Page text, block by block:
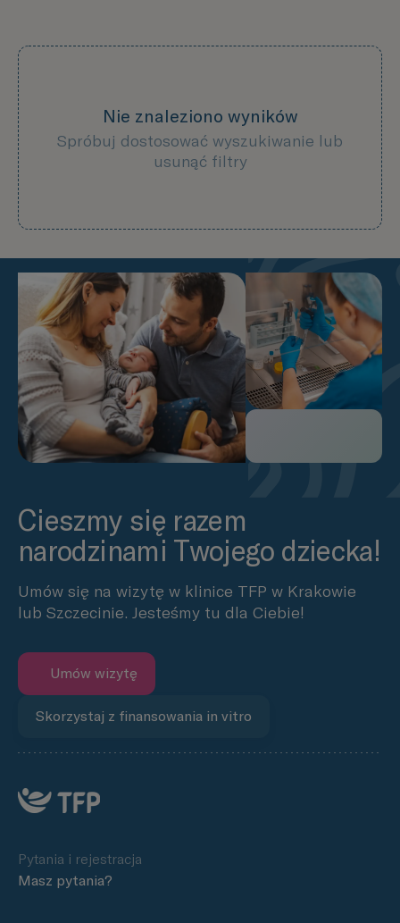
Nie znaleziono wyników
Spróbuj dostosować wyszukiwanie lub
usunąć filtry
Cieszmy się razem
narodzinami Twojego dziecka!
Umów się na wizytę w klinice TFP w Krakowie
lub Szczecinie. Jesteśmy tu dla Ciebie!
Umów wizytę
Skorzystaj z finansowania in vitro
Pytania i rejestracja
Masz pytania?